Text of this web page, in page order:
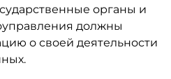
органы и
должны
о своей деятельности